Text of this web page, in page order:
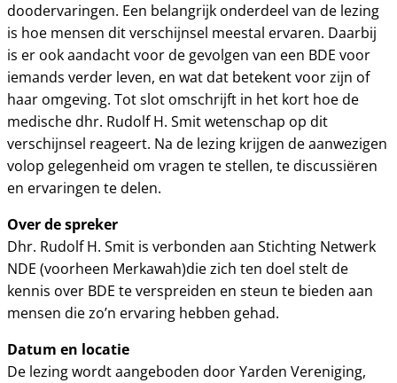
doodervaringen. Een belangrijk onderdeel van de lezing
is hoe mensen dit verschijnsel meestal ervaren. Daarbij
is er ook aandacht voor de gevolgen van een BDE voor
iemands verder leven, en wat dat betekent voor zijn of
haar omgeving. Tot slot omschrijft in het kort hoe de
medische dhr. Rudolf H. Smit wetenschap op dit
verschijnsel reageert. Na de lezing krijgen de aanwezigen
volop gelegenheid om vragen te stellen, te discussiëren
en ervaringen te delen.
Over de spreker
Dhr. Rudolf H. Smit is verbonden aan Stichting Netwerk
NDE (voorheen Merkawah)die zich ten doel stelt de
kennis over BDE te verspreiden en steun te bieden aan
mensen die zo’n ervaring hebben gehad.
Datum en locatie
De lezing wordt aangeboden door Yarden Vereniging,